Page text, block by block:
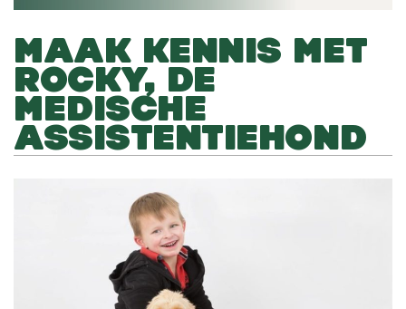
MAAK KENNIS MET
ROCKY, DE
MEDISCHE
ASSISTENTIEHOND